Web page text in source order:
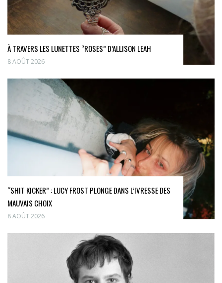
À TRAVERS LES LUNETTES “ROSES” D’ALLISON LEAH
8 AOÛT 2026
“SHIT KICKER” : LUCY FROST PLONGE DANS L’IVRESSE DES
MAUVAIS CHOIX
8 AOÛT 2026